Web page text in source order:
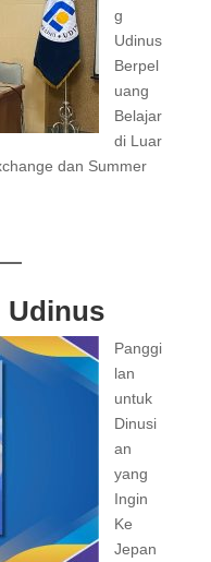
g
Udinus
Berpel
uang
Belajar
di Luar
dan Summer
Udinus
Panggi
lan
untuk
Dinusi
an
yang
Ingin
Ke
Jepan